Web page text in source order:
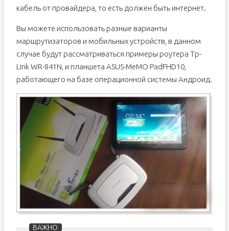
кабель от провайдера, то есть должен быть интернет.
Вы можете использовать разные варианты
маршрутизаторов и мобильных устройств, в данном
случае будут рассматриваться примеры роутера Tp-
Link WR-841N, и планшета ASUS-MeMO PadFHD10,
работающего на базе операционной системы Андроид.